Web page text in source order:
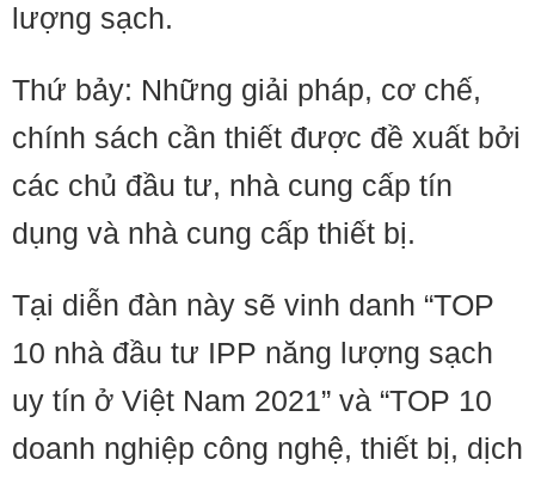
lượng sạch.
Thứ bảy: Những giải pháp, cơ chế,
chính sách cần thiết được đề xuất bởi
các chủ đầu tư, nhà cung cấp tín
dụng và nhà cung cấp thiết bị.
Tại diễn đàn này sẽ vinh danh “TOP
10 nhà đầu tư IPP năng lượng sạch
uy tín ở Việt Nam 2021” và “TOP 10
doanh nghiệp công nghệ, thiết bị, dịch